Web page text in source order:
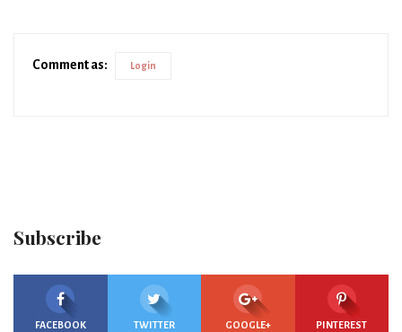
Comment as: Login
Subscribe
FACEBOOK TWITTER GOOGLE+ PINTEREST